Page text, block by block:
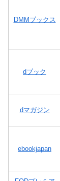
DMMブックス
dブック
dマガジン
ebookjapan